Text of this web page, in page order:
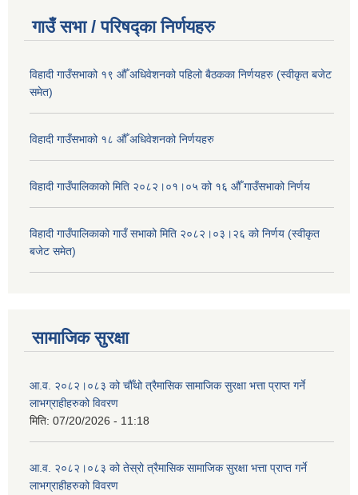
गाउँ सभा / परिषद्का निर्णयहरु
विहादी गाउँसभाको १९ औँ अधिवेशनको पहिलो बैठकका निर्णयहरु (स्वीकृत बजेट
समेत)
विहादी गाउँसभाको १८ औँ अधिवेशनको निर्णयहरु
विहादी गाउँपालिकाको मिति २०८२।०१।०५ को १६ औँ गाउँसभाको निर्णय
विहादी गाउँपालिकाको गाउँ सभाको मिति २०८२।०३।२६ को निर्णय (स्वीकृत
बजेट समेत)
सामाजिक सुरक्षा
आ.व. २०८२।०८३ को चौँथो त्रैमासिक सामाजिक सुरक्षा भत्ता प्राप्त गर्ने
लाभग्राहीहरुको विवरण
मिति: 07/20/2026 - 11:18
आ.व. २०८२।०८३ को तेस्रो त्रैमासिक सामाजिक सुरक्षा भत्ता प्राप्त गर्ने
लाभग्राहीहरुको विवरण